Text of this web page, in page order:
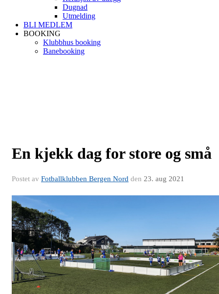
Dugnad
Utmelding
BLI MEDLEM
BOOKING
Klubbhus booking
Banebooking
En kjekk dag for store og små
Postet av Fotballklubben Bergen Nord den 23. aug 2021